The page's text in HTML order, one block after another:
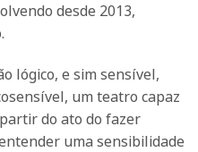
desde 2013,
lógico, e sim sensível,
um teatro capaz
do ato do fazer
uma sensibilidade